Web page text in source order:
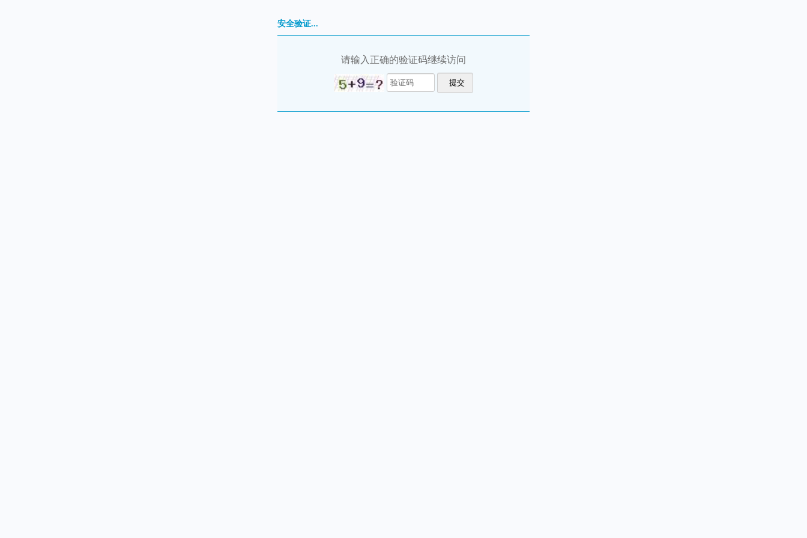
安全验证...
请输入正确的验证码继续访问